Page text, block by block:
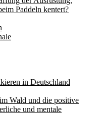
Paddeln kentert?
in Deutschland
Wald und die positive
und mentale